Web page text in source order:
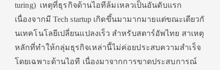
turing) เหตุที่ธุรกิจด้านไอทีล้มเหลวเป็นอันดับแรก
เนื่องจากมี Tech startup เกิดขึ้นมามากมายแต่ขณะเดียวกั
นเทคโนโลยีเปลี่ยนแปลงเร็ว สำหรับสตาร์อัพไทย สาเหตุ
หลักที่ทำให้กลุ่มธุรกิจเหล่านี้ไม่ค่อยประสบความสำเร็จ
โดยเฉพาะด้านไอที เนื่องมาจากการขาดประสบการณ์